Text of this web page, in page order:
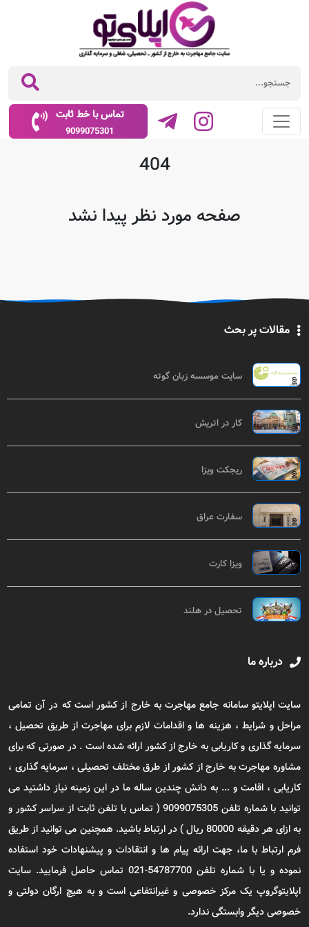
تماس با خط ثابت
9099075301
404
صفحه مورد نظر پیدا نشد
مقالات پر بحث
سایت موسسه زبان گوته
کار در اتریش
ریجکت ویزا
سفارت عراق
ویزا کارت
تحصیل در هلند
درباره ما
سایت اپلایتو سامانه جامع مهاجرت به خارج از کشور است که در آن تمامی
مراحل و شرایط ، هزینه ها و اقدامات لازم برای مهاجرت از طریق تحصیل ،
سرمایه گذاری و کاریابی به خارج از کشور ارائه شده است . در صورتی که برای
مشاوره مهاجرت به خارج از کشور از طرق مختلف تحصیلی ، سرمایه گذاری ،
کاریابی ، اقامت و ... به دانش چندین ساله ما در این زمینه نیاز داشتید می
توانید با شماره تلفن 9099075305 ( تماس با تلفن ثابت از سراسر کشور و
به ازای هر دقیقه 80000 ریال ) در ارتباط باشید. همچنین می توانید از طریق
فرم ارتباط با ما، جهت ارائه پیام ها و انتقادات و پیشنهادات خود استفاده
نموده و یا با شماره تلفن 54787700-021 تماس حاصل فرمایید. سایت
اپلایتوگروپ یک مرکز خصوصی و غیرانتفاعی است و به هیچ ارگان دولتی و
خصوصی دیگر وابستگی ندارد.